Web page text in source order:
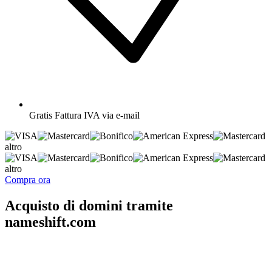
Gratis Fattura IVA via e-mail
altro
altro
Compra ora
Acquisto di domini tramite
nameshift.com